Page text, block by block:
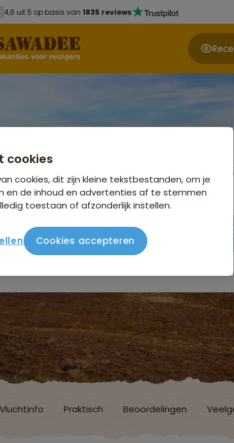
4,6 uit 5 op basis van 1835 reviews
Bekijk andere reizen in
Europa
Vluchtinfo Praktisch Beoordelingen
cookies
cookies, dit zijn kleine tekstbestanden, om je
en de inhoud en advertenties af te stemmen
toestaan of afzonderlijk instellen.
Cookies accepteren